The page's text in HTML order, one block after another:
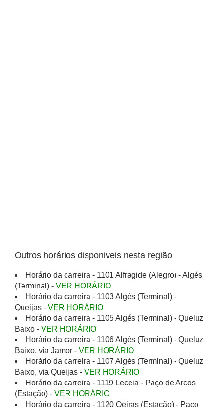
Outros horários disponiveis nesta região
Horário da carreira - 1101 Alfragide (Alegro) - Algés
(Terminal) - VER HORÁRIO
Horário da carreira - 1103 Algés (Terminal) -
Queijas - VER HORÁRIO
Horário da carreira - 1105 Algés (Terminal) - Queluz
Baixo - VER HORÁRIO
Horário da carreira - 1106 Algés (Terminal) - Queluz
Baixo, via Jamor - VER HORÁRIO
Horário da carreira - 1107 Algés (Terminal) - Queluz
Baixo, via Queijas - VER HORÁRIO
Horário da carreira - 1119 Leceia - Paço de Arcos
(Estação) - VER HORÁRIO
Horário da carreira - 1120 Oeiras (Estação) - Paço